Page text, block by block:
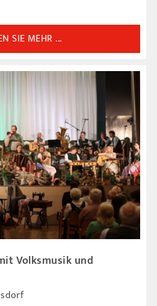
SIE MEHR ...
Volksmusik und